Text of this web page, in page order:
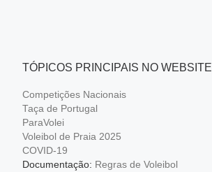
TÓPICOS PRINCIPAIS NO WEBSITE
Competições Nacionais
Taça de Portugal
ParaVolei
Voleibol de Praia 2025
COVID-19
Documentação: Regras de Voleibol